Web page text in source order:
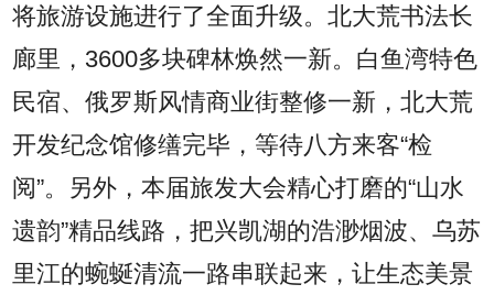
将旅游设施进行了全面升级。北大荒书法长
廊里，3600多块碑林焕然一新。白鱼湾特色
民宿、俄罗斯风情商业街整修一新，北大荒
开发纪念馆修缮完毕，等待八方来客“检
阅”。另外，本届旅发大会精心打磨的“山水
遗韵”精品线路，把兴凯湖的浩渺烟波、乌苏
里江的蜿蜒清流一路串联起来，让生态美景